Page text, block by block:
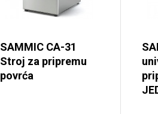
SAMMIC CA-31
Stroj za pripremu
povrća